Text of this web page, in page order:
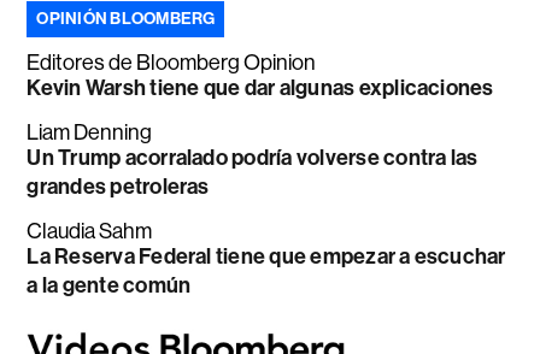
OPINIÓN BLOOMBERG
Editores de Bloomberg Opinion
Kevin Warsh tiene que dar algunas explicaciones
Liam Denning
Un Trump acorralado podría volverse contra las
grandes petroleras
Claudia Sahm
La Reserva Federal tiene que empezar a escuchar
a la gente común